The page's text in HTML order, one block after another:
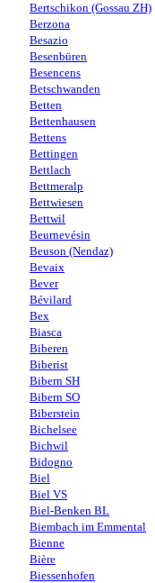
Bertschikon (Gossau ZH)
Berzona
Besazio
Besenbüren
Besencens
Betschwanden
Betten
Bettenhausen
Bettens
Bettingen
Bettlach
Bettmeralp
Bettwiesen
Bettwil
Beurnevésin
Beuson (Nendaz)
Bevaix
Bever
Bévilard
Bex
Biasca
Biberen
Biberist
Bibern SH
Bibern SO
Biberstein
Bichelsee
Bichwil
Bidogno
Biel
Biel VS
Biel-Benken BL
Biembach im Emmental
Bienne
Bière
Biessenhofen